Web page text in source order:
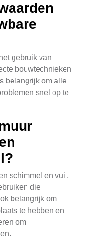
gebruik van
bouwtechnieken
belangrijk om alle
snel op te
schimmel en vuil,
die
belangrijk om
te hebben en
om